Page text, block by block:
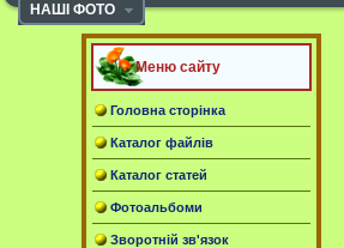
НАШІ ФОТО
Меню сайту
Головна сторінка
Каталог файлів
Каталог статей
Фотоальбоми
Зворотній зв'язок